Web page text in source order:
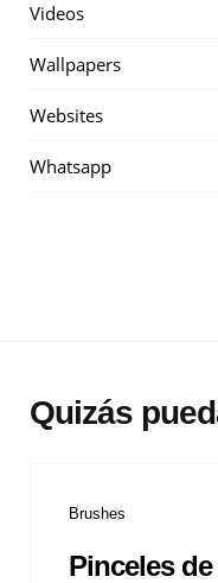
Videos
Wallpapers
Websites
Whatsapp
Quizás
Brushes
Pinceles